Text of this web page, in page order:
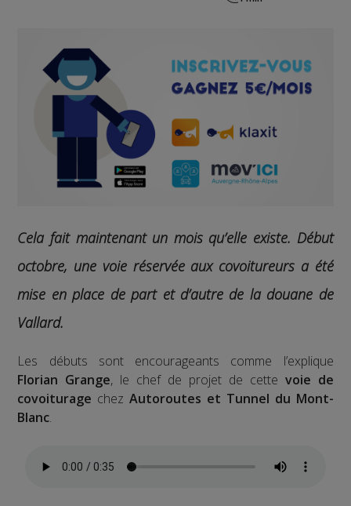
Cela fait maintenant un mois qu’elle existe. Début
octobre, une voie réservée aux covoitureurs a été
mise en place de part et d’autre de la douane de
Vallard.
Les débuts sont encourageants comme l’explique
Florian Grange, le chef de projet de cette voie de
covoiturage chezAutoroutes et Tunnel du Mont-
Blanc.